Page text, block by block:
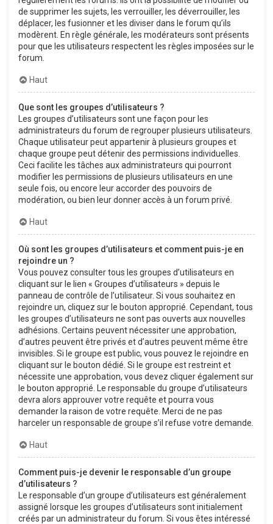
de supprimer les sujets, les verrouiller, les déverrouiller, les
déplacer, les fusionner et les diviser dans le forum qu’ils
modèrent. En règle générale, les modérateurs sont présents
pour que les utilisateurs respectent les règles imposées sur le
forum.
Haut
Que sont les groupes d’utilisateurs ?
Les groupes d’utilisateurs sont une façon pour les
administrateurs du forum de regrouper plusieurs utilisateurs.
Chaque utilisateur peut appartenir à plusieurs groupes et
chaque groupe peut détenir des permissions individuelles.
Ceci facilite les tâches aux administrateurs qui pourront
modifier les permissions de plusieurs utilisateurs en une
seule fois, ou encore leur accorder des pouvoirs de
modération, ou bien leur donner accès à un forum privé.
Haut
Où sont les groupes d’utilisateurs et comment puis-je en
rejoindre un ?
Vous pouvez consulter tous les groupes d’utilisateurs en
cliquant sur le lien « Groupes d’utilisateurs » depuis le
panneau de contrôle de l’utilisateur. Si vous souhaitez en
rejoindre un, cliquez sur le bouton approprié. Cependant, tous
les groupes d’utilisateurs ne sont pas ouverts aux nouvelles
adhésions. Certains peuvent nécessiter une approbation,
d’autres peuvent être privés et d’autres peuvent même être
invisibles. Si le groupe est public, vous pouvez le rejoindre en
cliquant sur le bouton dédié. Si le groupe est restreint et
nécessite une approbation, vous devez cliquer également sur
le bouton approprié. Le responsable du groupe d’utilisateurs
devra alors approuver votre requête et pourra vous
demander la raison de votre requête. Merci de ne pas
harceler un responsable de groupe s’il refuse votre demande.
Haut
Comment puis-je devenir le responsable d’un groupe
d’utilisateurs ?
Le responsable d’un groupe d’utilisateurs est généralement
assigné lorsque les groupes d’utilisateurs sont initialement
créés par un administrateur du forum. Si vous êtes intéressé